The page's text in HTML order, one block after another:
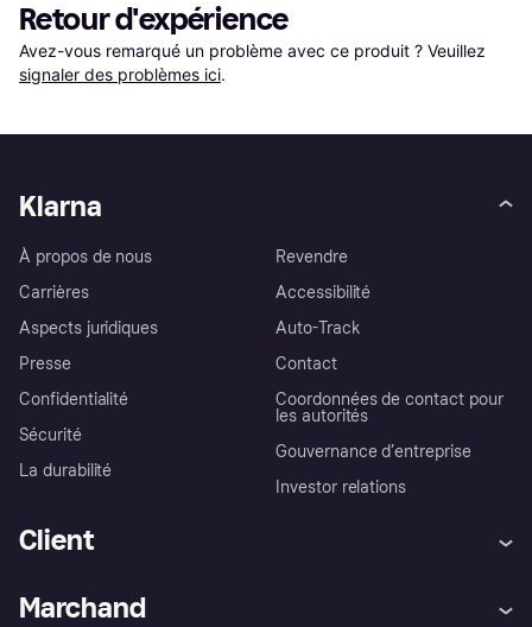
Retour d'expérience
Avez-vous remarqué un problème avec ce produit ? Veuillez
signaler des problèmes ici.
Klarna
À propos de nous
Carrières
Aspects juridiques
Presse
Confidentialité
Sécurité
La durabilité
Revendre
Accessibilité
Auto-Track
Contact
Coordonnées de contact pour
les autorités
Gouvernance d’entreprise
Investor relations
Client
Marchand